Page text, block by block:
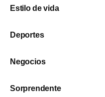
Estilo de vida
Deportes
Negocios
Sorprendente